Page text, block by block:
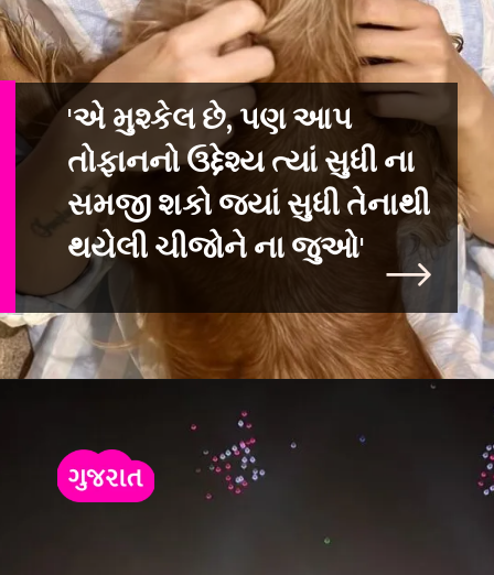
'એ મુશ્કેલ છે, પણ આપ
તોફાનનો ઉદ્દેશ્ય ત્યાં સુધી ના
સમજી શકો જ્યાં સુધીતેનાથી